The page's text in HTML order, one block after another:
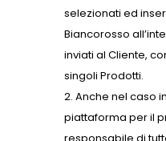
selezionati ed
Biancorosso
inviati al Cliente,
singoli Prodotti.
Anche nel caso
piattaforma per il